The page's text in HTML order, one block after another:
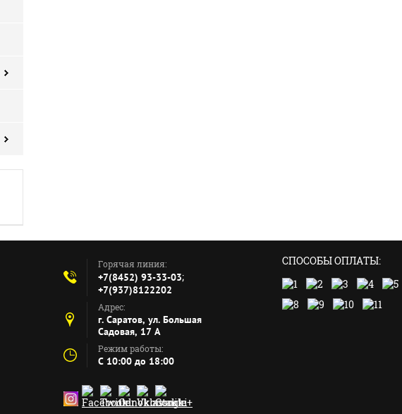
Горячая линия:
+7(8452) 93-33-03;
+7(937)8122202
Адрес:
г. Саратов, ул. Большая
Садовая, 17 А
Режим работы:
C 10:00 до 18:00
СПОСОБЫ ОПЛАТЫ: